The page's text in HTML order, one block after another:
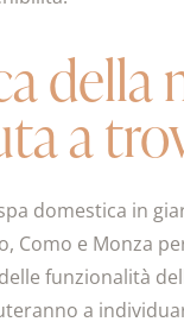
a
domestica in
Como e Monza
funzionalità
a